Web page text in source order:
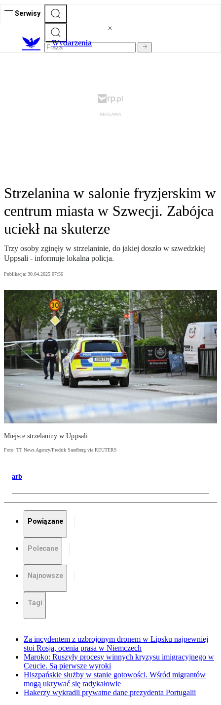
Serwisy
Wydarzenia
Strzelanina w salonie fryzjerskim w
centrum miasta w Szwecji. Zabójca
uciekł na skuterze
Trzy osoby zginęły w strzelaninie, do jakiej doszło w szwedzkiej
Uppsali - informuje lokalna policja.
Publikacja: 30.04.2025 07:56
Miejsce strzelaniny w Uppsali
Foto: TT News Agency/Fredrik Sandberg via REUTERS
arb
Powiązane
Polecane
Najnowsze
Tagi
Za incydentem z uzbrojonym dronem w Lipsku najpewniej
stoi Rosja, ocenia prasa w Niemczech
Maroko: Ruszyły procesy winnych kryzysu imigracyjnego w
Ceucie. Są pierwsze wyroki
Hiszpańskie służby w stanie gotowości. Wśród migrantów
mogą ukrywać się radykałowie
Hakerzy wykradli prywatne dane prezydenta Portugalii